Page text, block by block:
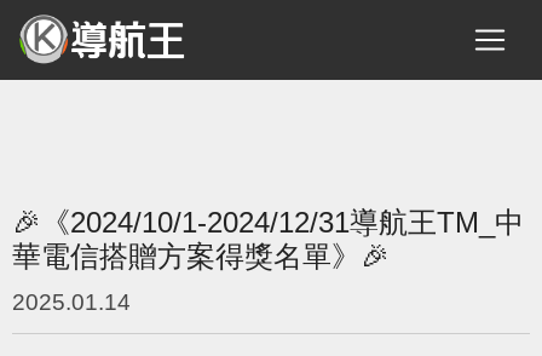
🎉《2024/10/1-2024/12/31導航王TM_中
華電信搭贈方案得獎名單》🎉
2025.01.14